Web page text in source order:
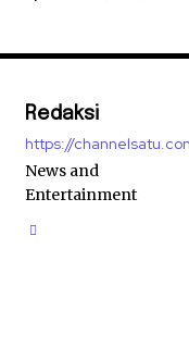
Redaksi
https://
News and
Entertainment